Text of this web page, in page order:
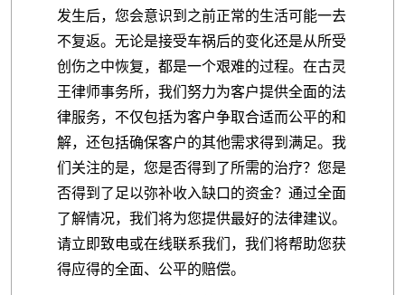
发生后，您会意识到之前正常的生活可能一去
不复返。无论是接受车祸后的变化还是从所受
创伤之中恢复，都是一个艰难的过程。在古灵
王律师事务所，我们努力为客户提供全面的法
律服务，不仅包括为客户争取合适而公平的和
解，还包括确保客户的其他需求得到满足。我
们关注的是，您是否得到了所需的治疗？您是
否得到了足以弥补收入缺口的资金？通过全面
了解情况，我们将为您提供最好的法律建议。
请立即致电或在线联系我们，我们将帮助您获
得应得的全面、公平的赔偿。